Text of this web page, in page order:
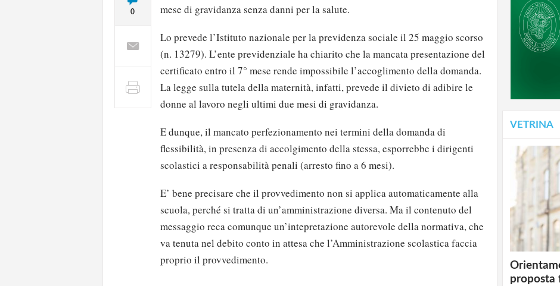
0
mese di gravidanza senza danni per la salute.
Lo prevede l’Istituto nazionale per la previdenza sociale il 25 maggio scorso
(n. 13279). L’ente previdenziale ha chiarito che la mancata presentazione del
certificato entro il 7° mese rende impossibile l’accoglimento della domanda.
La legge sulla tutela della maternità, infatti, prevede il divieto di adibire le
donne al lavoro negli ultimi due mesi di gravidanza.
E dunque, il mancato perfezionamento nei termini della domanda di
flessibilità, in presenza di accolgimento della stessa, esporrebbe i dirigenti
scolastici a responsabilità penali (arresto fino a 6 mesi).
E’ bene precisare che il provvedimento non si applica automaticamente alla
scuola, perché si tratta di un’amministrazione diversa. Ma il contenuto del
messaggio reca comunque un’intepretazione autorevole della normativa, che
va tenuta nel debito conto in attesa che l’Amministrazione scolastica faccia
proprio il provvedimento.
Solo gli utenti registrati possono commentare!
VETRINA
proposta